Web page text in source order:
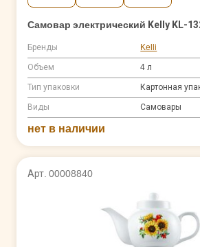
Самовар электрический Kelly KL-
Бренды Kelli
Объем 4 л
Тип упаковки Картонная
Виды Самовары
нет в наличии
Арт. 00008840